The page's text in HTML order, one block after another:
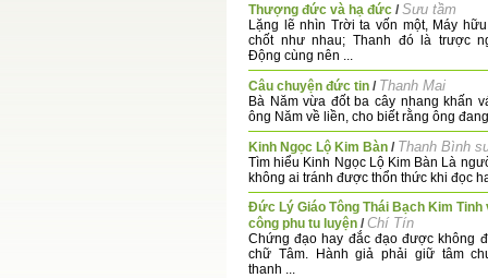
Thượng đức và hạ đức /Sưu tầm
Lặng lẽ nhìn Trời ta vốn một, Máy
chốt như nhau; Thanh đó là trược
Động cùng nên ...
Câu chuyện đức tin / Thanh Mai
Bà Năm vừa đốt ba cây nhang khấn
ông Năm về liền, cho biết rằng ông
Kinh Ngọc Lộ Kim Bàn / Thanh Bình
Tìm hiểu Kinh Ngọc Lộ Kim Bàn Là
không ai tránh được thổn thức khi đọc
Đức Lý Giáo Tông Thái Bạch Kim
công phu tu luyện /Chí Tín
Chứng đạo hay đắc đạo được không
chữ Tâm. Hành giả phải giữ tâm
thanh ...